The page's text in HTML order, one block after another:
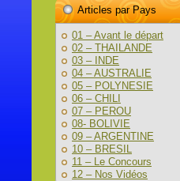
Articles par Pays
01 – Avant le départ
02 – THAILANDE
03 – INDE
04 – AUSTRALIE
05 – POLYNESIE
06 – CHILI
07 – PEROU
08- BOLIVIE
09 – ARGENTINE
10 – BRESIL
11 – Le Concours
12 – Nos Vidéos